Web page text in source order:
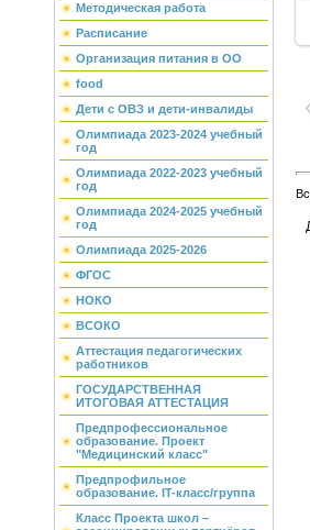
Методическая работа
Расписание
Организация питания в ОО
food
Дети с ОВЗ и дети-инвалиды
Олимпиада 2023-2024 учебный
год
Олимпиада 2022-2023 учебный
год
Олимпиада 2024-2025 учебный
год
Олимпиада 2025-2026
ФГОС
НОКО
ВСОКО
Аттестация педагогических
работников
ГОСУДАРСТВЕННАЯ
ИТОГОВАЯ АТТЕСТАЦИЯ
Предпрофессиональное
образование. Проект
"Медицинский класс"
Предпрофильное
образование. IT-класс/группа
Класс Проекта школ –